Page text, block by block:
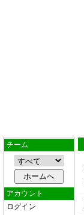
チーム
アカウント
ログイン